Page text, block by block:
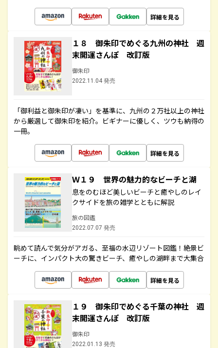
詳細を見る
１８ 御朱印でめぐる九州の神社 週
末開運さんぽ 改訂版
御朱印
2022.11.04 発売
「御利益と御朱印が凄い」を基準に、九州の２万社以上の神社
から厳選して御朱印を紹介。ビギナーに優しく、ツウも納得の
一冊。
詳細を見る
Ｗ１９ 世界の魅力的なビーチと湖
息をのむほど美しいビーチと癒やしのレイ
クサイドを旅の雑学とともに解説
旅の図鑑
2022.07.07 発売
眺めて読んで気分がアガる、至福の水辺リゾート図鑑！絶景ビ
ーチに、インパクト大の驚きビーチ、癒やしの湖畔まで大集合
詳細を見る
１９ 御朱印でめぐる千葉の神社 週
末開運さんぽ 改訂版
御朱印
2022.01.13 発売